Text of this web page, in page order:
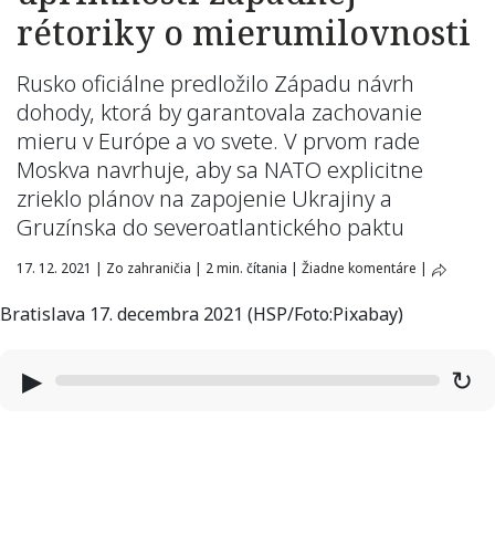
rétoriky o mierumilovnosti
Rusko oficiálne predložilo Západu návrh
dohody, ktorá by garantovala zachovanie
mieru v Európe a vo svete. V prvom rade
Moskva navrhuje, aby sa NATO explicitne
zrieklo plánov na zapojenie Ukrajiny a
Gruzínska do severoatlantického paktu
17. 12. 2021 | Zo zahraničia | 2 min. čítania | Žiadne komentáre |
Bratislava 17. decembra 2021 (HSP/Foto:Pixabay)
▶ ↻